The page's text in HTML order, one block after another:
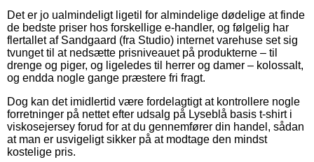
Det er jo ualmindeligt ligetil for almindelige dødelige at finde
de bedste priser hos forskellige e-handler, og følgelig har
flertallet af Sandgaard (fra Studio) internet varehuse set sig
tvunget til at nedsætte prisniveauet på produkterne – til
drenge og piger, og ligeledes til herrer og damer – kolossalt,
og endda nogle gange præstere fri fragt.
Dog kan det imidlertid være fordelagtigt at kontrollere nogle
forretninger på nettet efter udsalg på Lyseblå basis t-shirt i
viskosejersey forud for at du gennemfører din handel, sådan
at man er usvigeligt sikker på at modtage den mindst
kostelige pris.